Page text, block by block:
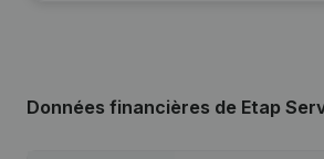
Données financières de Etap